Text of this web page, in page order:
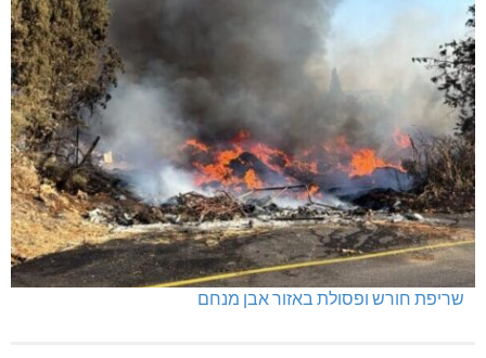
שריפת חורש ופסולת באזור אבן מנחם